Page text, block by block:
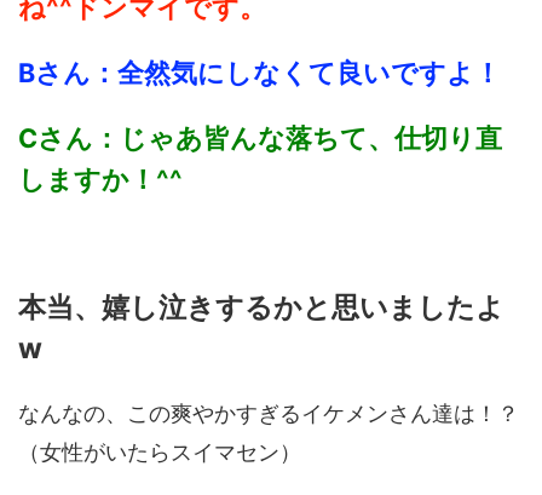
ね^^ドンマイです。
Bさん：全然気にしなくて良いですよ！
Cさん：じゃあ皆んな落ちて、仕切り直
しますか！^^
本当、嬉し泣きするかと思いましたよ
w
なんなの、この爽やかすぎるイケメンさん達は！？
（女性がいたらスイマセン）